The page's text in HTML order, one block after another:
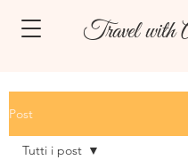
Travel with
Post
Tutti i post